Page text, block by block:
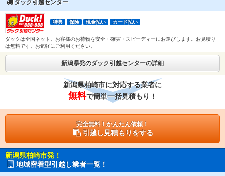
ダック引越センター
特典 保険 現金払い カード払い
ダックは全国ネット。お客様のお荷物を安全・確実・スピーディーにお運びします。お見積り
は無料です。お気軽にご利用ください。
新潟県発のダック引越センターの詳細
新潟県柏崎市に対応する業者に
無料で簡単一括見積もり！
完全無料！かんたん依頼！
引越し見積もりをする
新潟県柏崎市発！
地域密着型引越し業者一覧！